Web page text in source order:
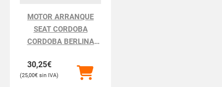
MOTOR ARRANQUE
SEAT CORDOBA
CORDOBA BERLINA
30,25€
25,00€